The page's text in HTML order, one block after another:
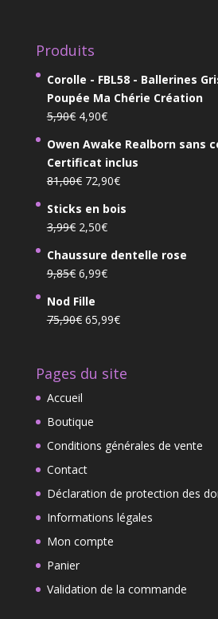
Produits
Corolle - FBL58 - Ballerines
Poupée Ma Chérie Création
5,90€ Le
initial
était :
5,90€.
4,90€Le
actuel
est :
4,90€.
Owen Awake Realborn sans
Certificat inclus
81,00€ Le
initial
était :
81,00€.
72,90€Le
actuel
72,90€.
Sticks en bois
3,99€ Le
initial
était :
3,99€.
2,50€Le
actuel
est :
Chaussure dentelle rose
9,85€ Le
initial
était :
6,99€Le
est :
Nod Fille
75,90€ Le
était :
65,99€Le
est :
Pages du site
Accueil
Boutique
Conditions générales de vente
Contact
Déclaration de protection des
Informations légales
Mon compte
Panier
Validation de la commande